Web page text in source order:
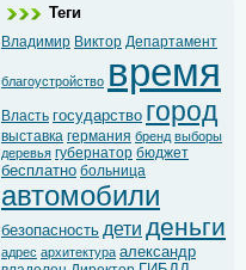
Теги
Владимир Виктор Департамент
благоустройство время
Власть государство город
выставка германия бренд выборы
деревья губернатор бюджет
бесплатно больница
автомобили
безопасность дети деньги
адрес архитектура александр